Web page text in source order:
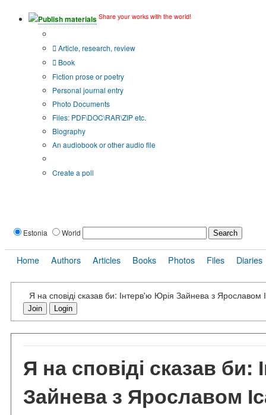
Publish materials Share your works with the world!
Article, research, review
Book
Fiction prose or poetry
Personal journal entry
Photo Documents
Files: PDF\DOC\RAR\ZIP etc.
Biography
An audiobook or other audio file
Create a poll
Estonia World
Home Authors Articles Books Photos Files Diaries
Я на сповіді сказав би: Інтерв'ю Юрія Зайнева з Ярославом
Join Login
Я на сповіді сказав
Зайнева з Ярославом